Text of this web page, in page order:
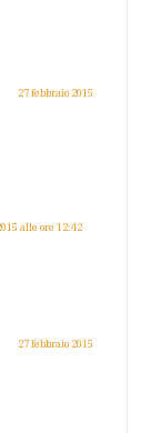
27 febbraio 2015
alle ore 12:42
27 febbraio 2015